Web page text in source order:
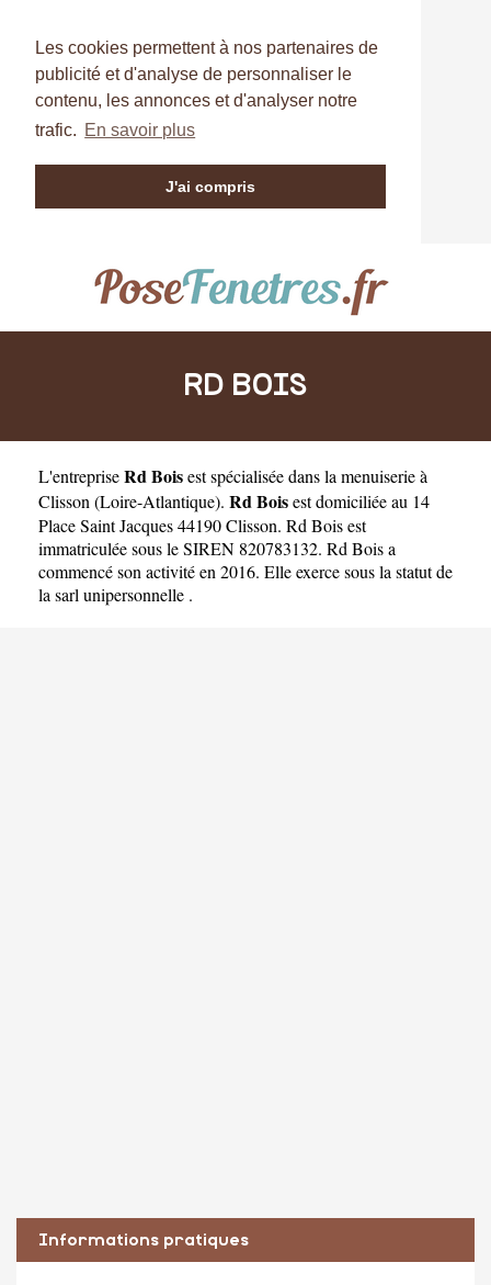
Les cookies permettent à nos partenaires de
publicité et d'analyse de personnaliser le
contenu, les annonces et d'analyser notre
trafic. En savoir plus
J'ai compris
RD BOIS
L'entrepriseRd Boisestspécialisée dans la menuiserie à
Clisson (Loire-Atlantique). Rd Boisest domiciliée au 14
Place Saint Jacques 44190 Clisson. Rd Bois est
immatriculée sous le SIREN 820783132. Rd Bois a
commencé son activité en 2016. Elle exerce sous la statut de
la sarl unipersonnelle .
Informations pratiques